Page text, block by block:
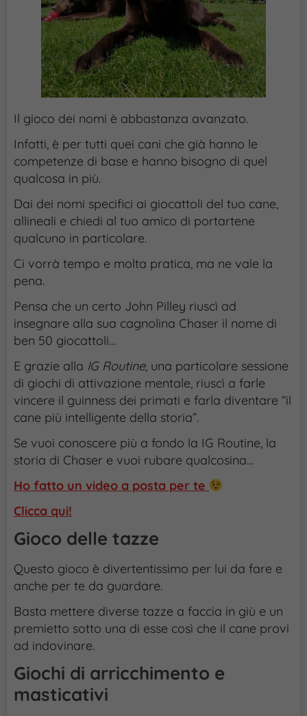
Il gioco dei nomi è abbastanza avanzato.
Infatti, è per tutti quei cani che già hanno le
competenze di base e hanno bisogno di quel
qualcosa in più.
Dai dei nomi specifici ai giocattoli del tuo cane,
allineali e chiedi al tuo amico di portartene
qualcuno in particolare.
Ci vorrà tempo e molta pratica, ma ne vale la
pena.
Pensa che un certo John Pilley riuscì ad
insegnare alla sua cagnolina Chaser il nome di
ben 50 giocattoli…
E grazie alla IG Routine, una particolare sessione
di giochi di attivazione mentale, riuscì a farle
vincere il guinness dei primati e farla diventare “il
cane più intelligente della storia”.
Se vuoi conoscere più a fondo la IG Routine, la
storia di Chaser e vuoi rubare qualcosina…
Ho fatto un video a posta per te
Clicca qui!
Gioco delle tazze
Questo gioco è divertentissimo per lui da fare e
anche per te da guardare.
Basta mettere diverse tazze a faccia in giù e un
premietto sotto una di esse così che il cane provi
ad indovinare.
Giochi di arricchimento e
masticativi